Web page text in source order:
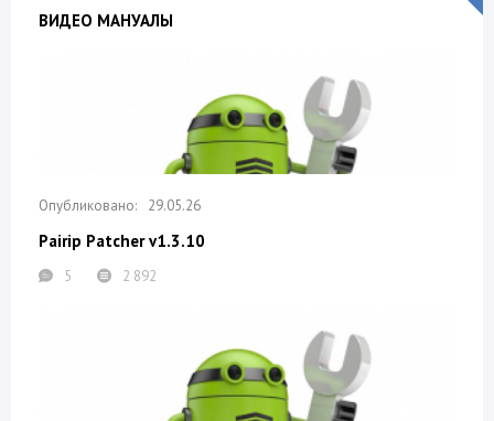
ВИДЕО МАНУАЛЫ
29.05.26
Pairip Patcher v1.3.10
5 2 892